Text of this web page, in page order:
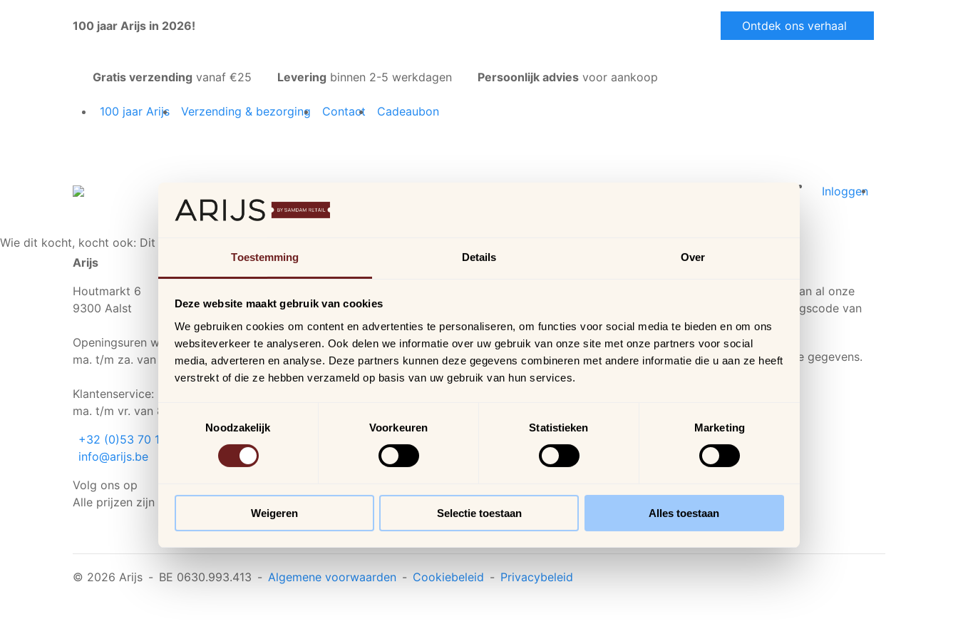
Toestemming Details Over
Deze website maakt gebruik van cookies
We gebruiken cookies om content en advertenties te personaliseren, om functies voor social media te bieden en om ons
websiteverkeer te analyseren. Ook delen we informatie over uw gebruik van onze site met onze partners voor social
media, adverteren en analyse. Deze partners kunnen deze gegevens combineren met andere informatie die u aan ze heeft
verstrekt of die ze hebben verzameld op basis van uw gebruik van hun services.
Toestemmingsselectie
Noodzakelijk
Voorkeuren Statistieken Marketing
Weigeren Selectie toestaan Alles toestaan
100 jaar Arijs in 2026! Ontdek ons verhaal
Gratis verzending vanaf €25 Levering binnen 2-5 werkdagen Persoonlijk advies voor aankoop
100 jaar Arijs Verzending & bezorging Contact Cadeaubon
Inloggen
Wie dit kocht, kocht ook: Dit vind je misschien ook leuk:
Arijs
Houtmarkt 6
9300 Aalst
Openingsuren winkel:
ma. t/m za. van 9u30 - 18u
Klantenservice:
ma. t/m vr. van 8u30 - 17u30
+32 (0)53 70 11 80
info@arijs.be
Volg ons op
Alle prijzen zijn incl. BTW
Verzending &
bezorging
Retourneren & ruilen
Inloggen
Profiel
Bestellingen
Veelgestelde vragen
Onze winkels
Samdam Nijvel
Nieuwsbrief
Schrijf je in, blijf op de hoogte van al onze
nieuwtjes en ontvang een kortingscode van
10%!
We gaan vertrouwelijk om met je gegevens.
© 2026 Arijs - BE 0630.993.413 - Algemene voorwaarden - Cookiebeleid - Privacybeleid